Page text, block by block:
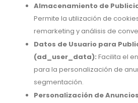
Almacenamiento de
Permite la utilización de
remarketing y análisis de
Datos de Usuario para
(ad_user_data): Facilita el
para la personalización de
segmentación.
Personalización de Anuncios